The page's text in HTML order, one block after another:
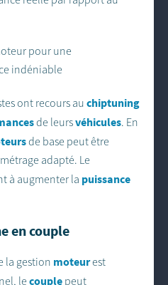
pour une
indéniable
ont recours au chiptuning
de leursvéhicules. En
de base peut être
adapté. Le
à augmenter la puissance
en couple
la gestion moteurest
le couple peut